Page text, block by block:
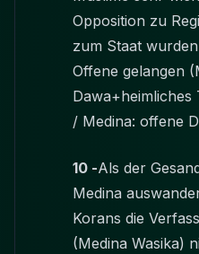
Opposition zu
zum Staat
Offene gelangen
/ Medina: offene
10 -Als der
Medina
Korans die
(Medina Wasika)